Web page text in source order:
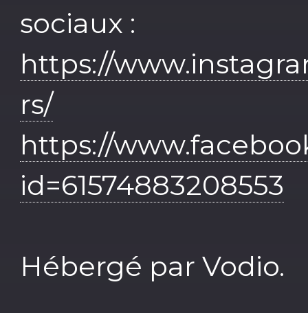
sociaux :
https://
rs/
https://
id=61574883208553
Hébergé par Vodio.